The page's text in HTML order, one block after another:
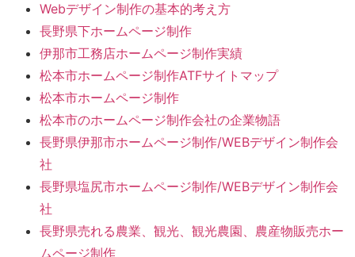
Webデザイン制作の基本的考え方
長野県下ホームページ制作
伊那市工務店ホームページ制作実績
松本市ホームページ制作ATFサイトマップ
松本市ホームページ制作
松本市のホームページ制作会社の企業物語
長野県伊那市ホームページ制作/WEBデザイン制作会
社
長野県塩尻市ホームページ制作/WEBデザイン制作会
社
長野県売れる農業、観光、観光農園、農産物販売ホー
ムページ制作